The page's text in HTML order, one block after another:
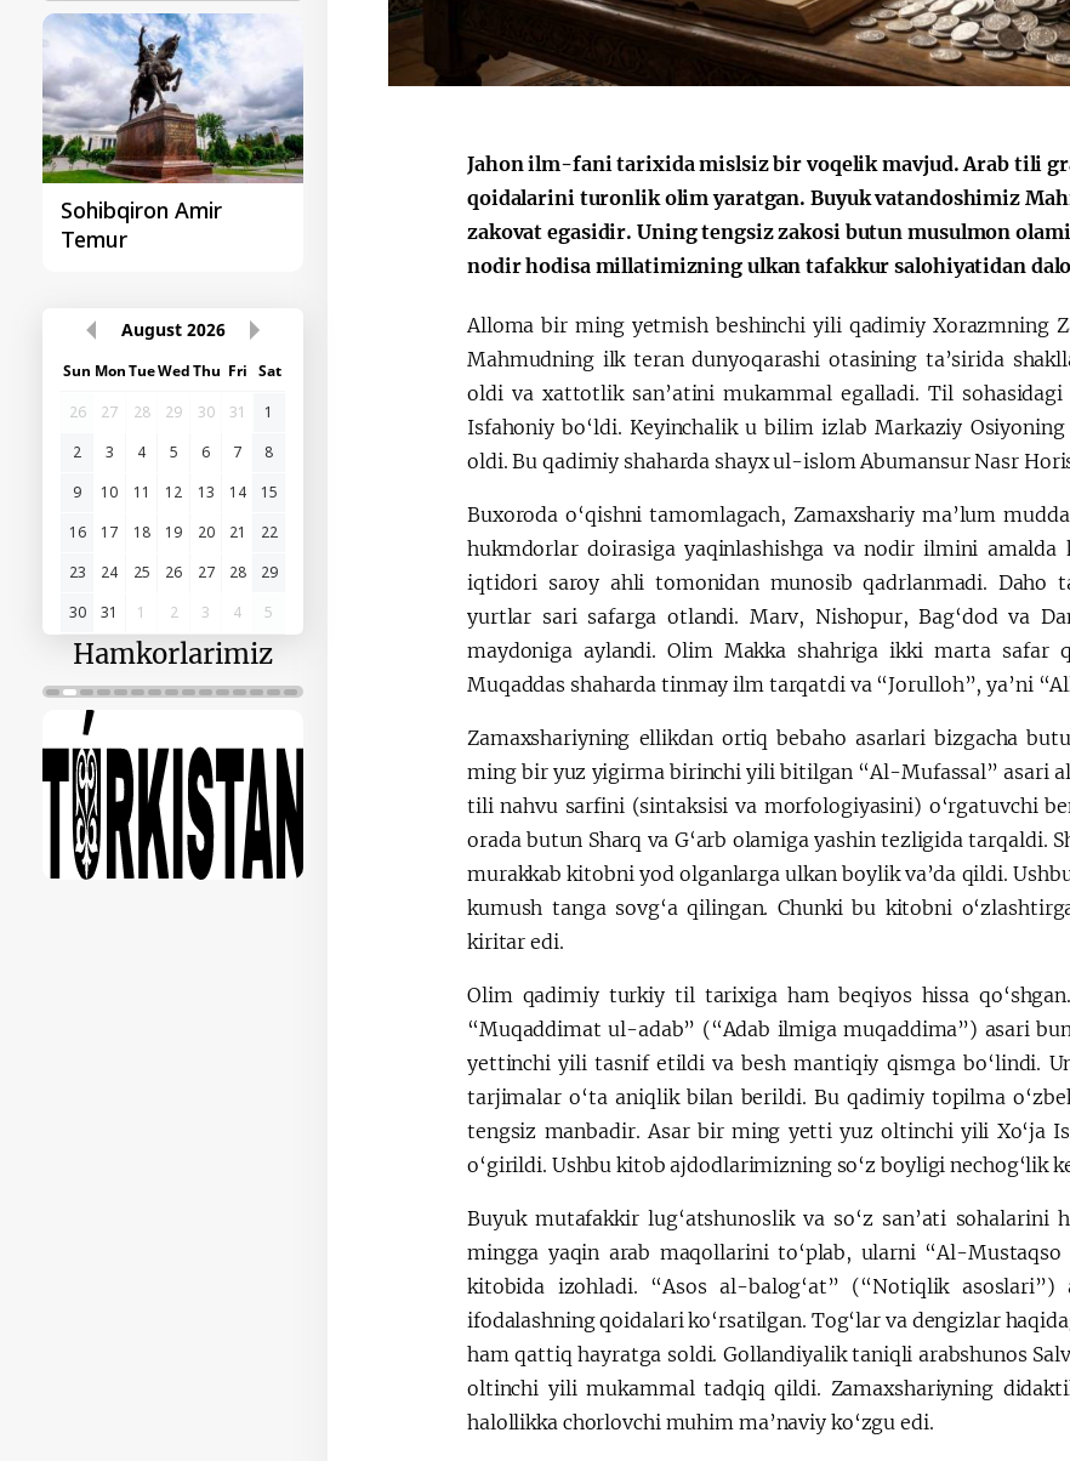
Sohibqiron Amir
Temur
O‘zbekiston va
Paragvay hamkorligi
Huquqiy targʻibot
O‘zbekiston va
Yaponiya
August 2026
Sun MonTueWedThu Fri Sat
26
27 28 29 30 31
1
2
3 4 5 6 7
8
9
10 11 12 13 14
15
16
17 18 19 20 21
22
23
24 25 26 27 28
29
30
31 1 2 3 4 5
Hamkorlarimiz
Jahon ilm-fani tarixida mislsiz bir voqelik mavjud. Arab tili
qoidalarini turonlik olim yaratgan. Buyuk vatandoshimiz
zakovat egasidir. Uning tengsiz zakosi butun musulmon
nodir hodisa millatimizning ulkan tafakkur salohiyatidan
Alloma bir ming yetmish beshinchi yili qadimiy Xorazmning
Mahmudning ilk teran dunyoqarashi otasining ta’sirida
oldi va xattotlik san’atini mukammal egalladi. Til
Isfahoniy bo‘ldi. Keyinchalik u bilim izlab Markaziy
oldi. Bu qadimiy shaharda shayx ul-islom Abumansur Nasr
Buxoroda o‘qishni tamomlagach, Zamaxshariy ma’lum
hukmdorlar doirasiga yaqinlashishga va nodir ilmini
iqtidori saroy ahli tomonidan munosib qadrlanmadi. Daho
yurtlar sari safarga otlandi. Marv, Nishopur, Bag‘dod va
maydoniga aylandi. Olim Makka shahriga ikki marta safar
Muqaddas shaharda tinmay ilm tarqatdi va “Jorulloh”, ya’ni
Zamaxshariyning ellikdan ortiq bebaho asarlari bizgacha
ming bir yuz yigirma birinchi yili bitilgan “Al-Mufassal” asari
tili nahvu sarfini (sintaksisi va morfologiyasini) o‘rgatuvchi
orada butun Sharq va G‘arb olamiga yashin tezligida tarqaldi.
murakkab kitobni yod olganlarga ulkan boylik va’da qildi.
kumush tanga sovg‘a qilingan. Chunki bu kitobni
kiritar edi.
Olim qadimiy turkiy til tarixiga ham beqiyos hissa
“Muqaddimat ul-adab” (“Adab ilmiga muqaddima”) asari
yettinchi yili tasnif etildi va besh mantiqiy qismga bo‘lindi.
tarjimalar o‘ta aniqlik bilan berildi. Bu qadimiy topilma
tengsiz manbadir. Asar bir ming yetti yuz oltinchi yili Xo‘ja
o‘girildi. Ushbu kitob ajdodlarimizning so‘z boyligi nechog‘lik
Buyuk mutafakkir lug‘atshunoslik va so‘z san’ati
mingga yaqin arab maqollarini to‘plab, ularni “Al-
kitobida izohladi. “Asos al-balog‘at” (“Notiqlik
ifodalashning qoidalari ko‘rsatilgan. Tog‘lar va dengizlar
ham qattiq hayratga soldi. Gollandiyalik taniqli arabshunos
oltinchi yili mukammal tadqiq qildi. Zamaxshariyning
halollikka chorlovchi muhim ma’naviy ko‘zgu edi.